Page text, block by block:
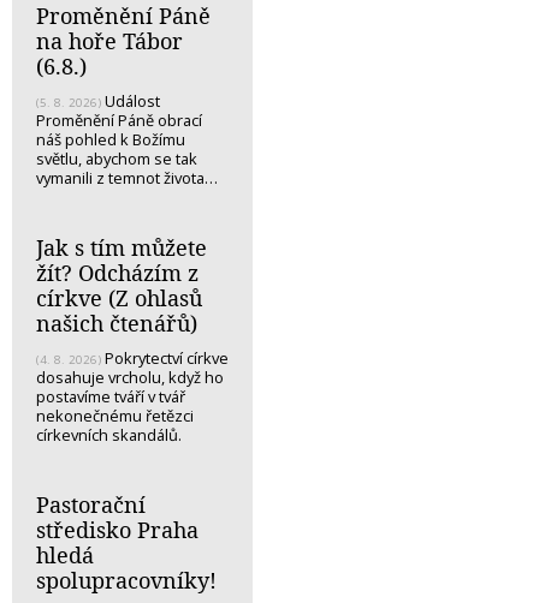
Proměnění Páně
na hoře Tábor
(6.8.)
(5. 8. 2026) Událost
Proměnění Páně obrací
náš pohled k Božímu
světlu, abychom se tak
vymanili z temnot života…
Jak s tím můžete
žít? Odcházím z
církve (Z ohlasů
našich čtenářů)
(4. 8. 2026) Pokrytectví církve
dosahuje vrcholu, když ho
postavíme tváří v tvář
nekonečnému řetězci
církevních skandálů.
Pastorační
středisko Praha
hledá
spolupracovníky!